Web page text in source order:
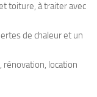
toiture, à traiter avec
de chaleur et un
rénovation, location